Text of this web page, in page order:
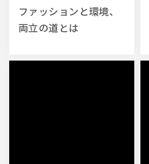
ファッションと環境、
両立の道とは